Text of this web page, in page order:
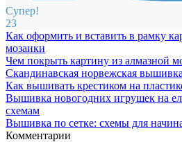
Супер!
23
Как оформить и вставить в рамку
мозаики
Чем покрыть картину из алмазной
Скандинавская норвежская
Как вышивать крестиком на
Вышивка новогодних игрушек на
схемам
Вышивка по сетке: схемы для
Комментарии